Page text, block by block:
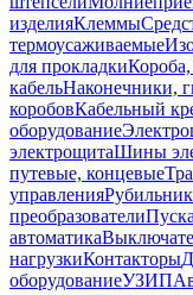
изделияКлеммы
термоусаживаемые
для прокладки
кабельНаконечники,
коробовКабельный
оборудование
электрощитаШины
путевые, концевые
управления
преобразователи
автоматика
нагрузкиКонтакторы
оборудованиеУЗИП